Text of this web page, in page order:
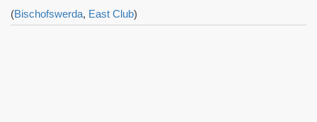
(Bischofswerda, East Club)